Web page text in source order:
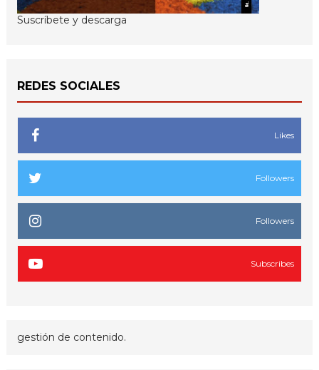
Suscríbete y descarga
REDES SOCIALES
Likes
Followers
Followers
Subscribes
gestión de contenido.